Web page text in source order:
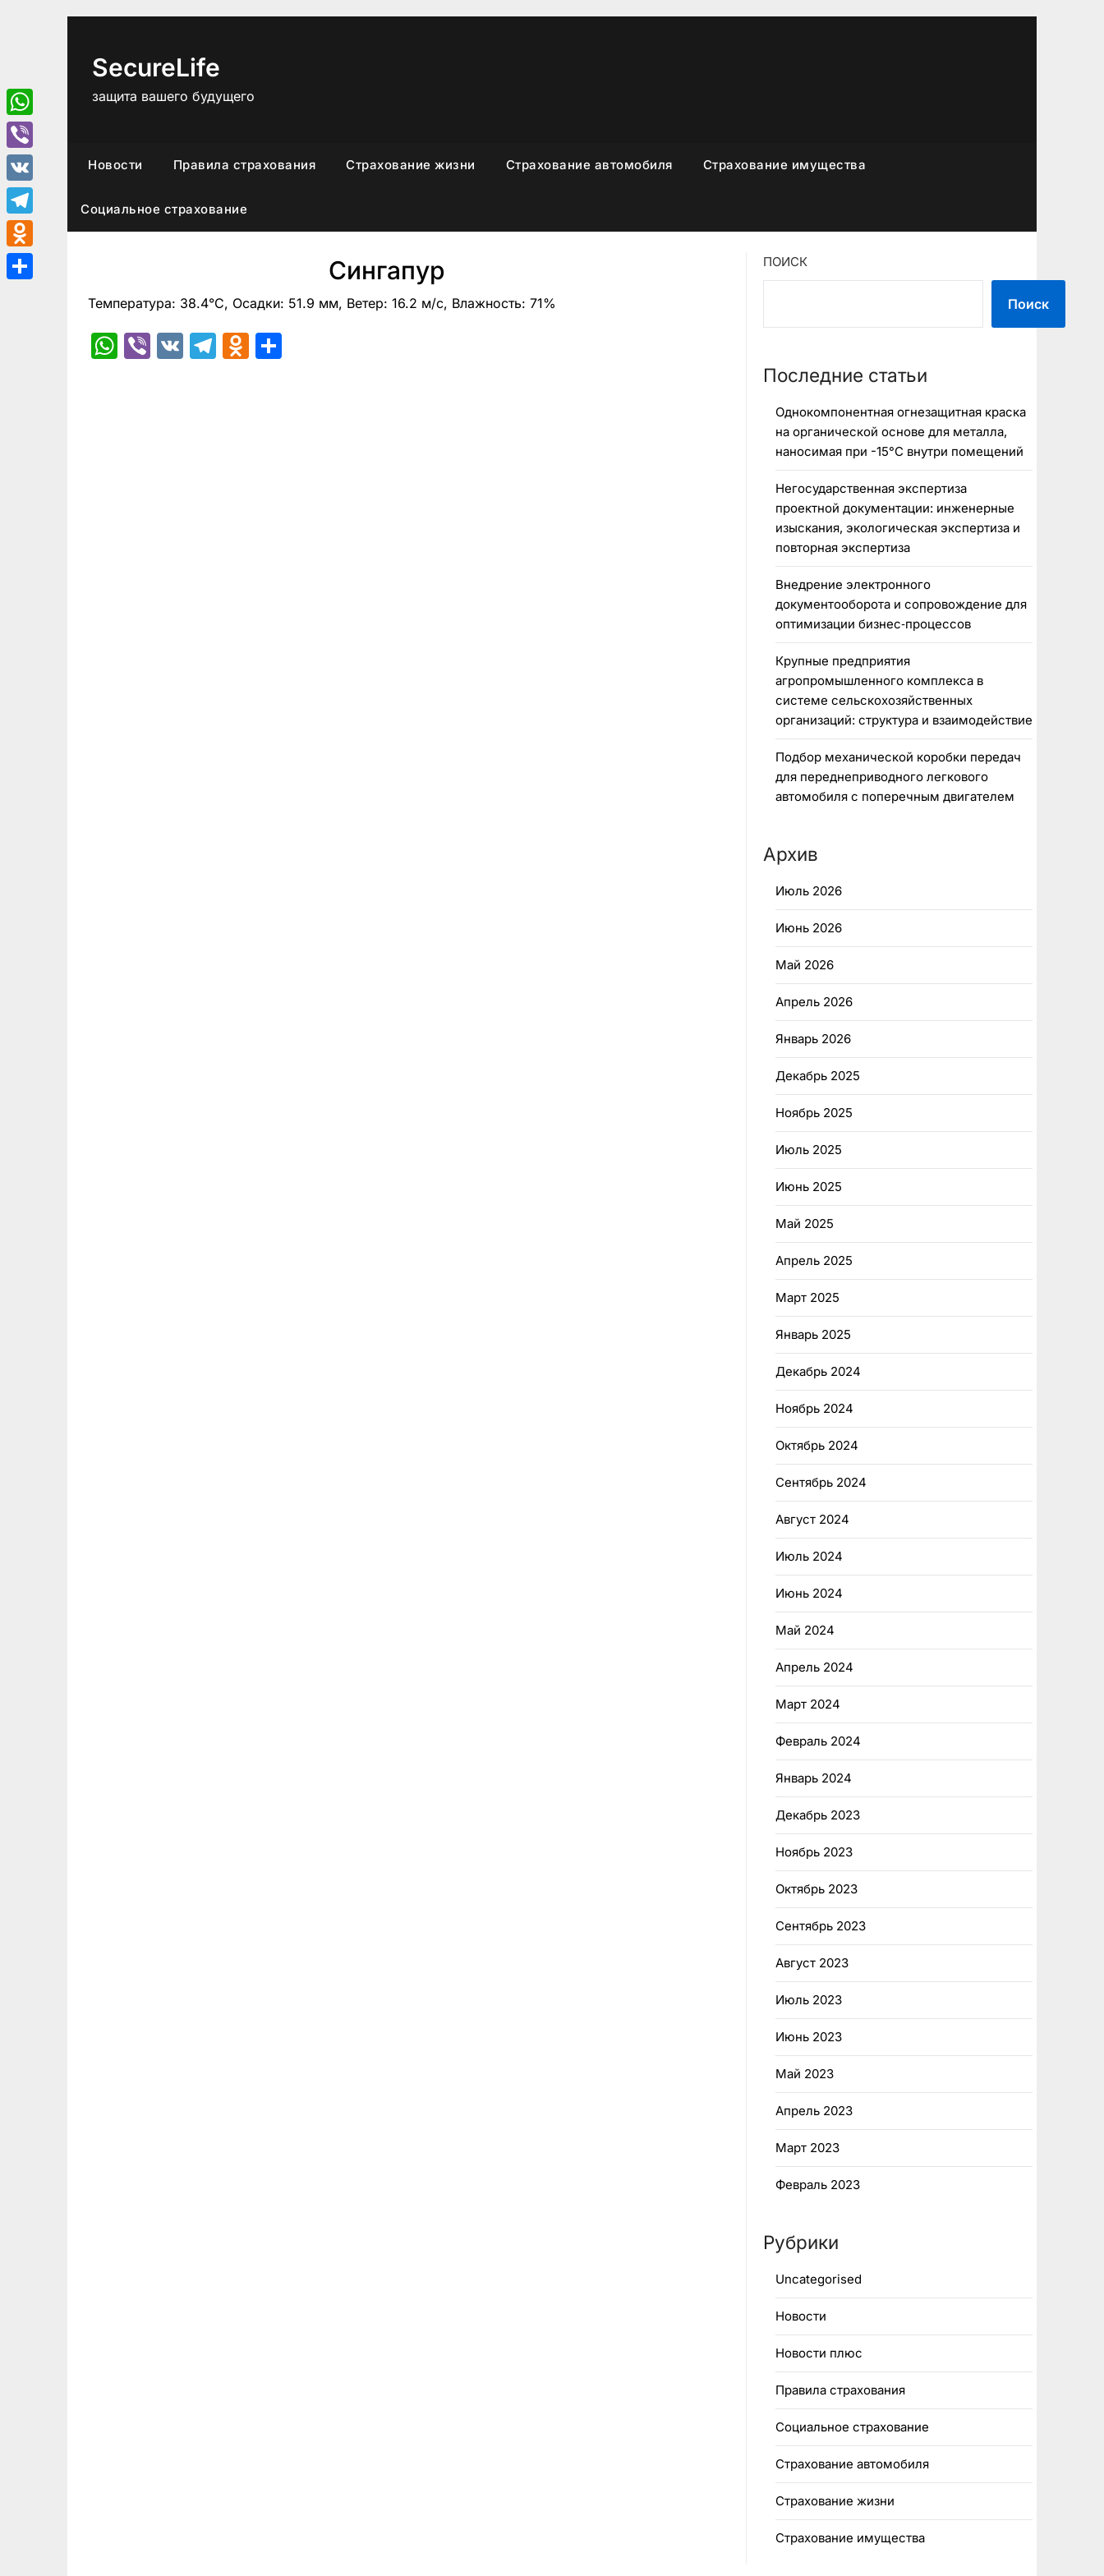
SecureLife
защита вашего будущего
Новости Правила страхования Страхование жизни Страхование автомобиля Страхование имущества
Социальное страхование
Сингапур
Температура: 38.4°C, Осадки: 51.9 мм, Ветер: 16.2 м/с, Влажность: 71%
WhatsApp
Viber
VK Telegram
Odnoklassniki
ПОИСК
Поиск
Последние статьи
Однокомпонентная огнезащитная краска
на органической основе для металла,
наносимая при -15°C внутри помещений
Негосударственная экспертиза
проектной документации: инженерные
изыскания, экологическая экспертиза и
повторная экспертиза
Внедрение электронного
документооборота и сопровождение для
оптимизации бизнес‑процессов
Крупные предприятия
агропромышленного комплекса в
системе сельскохозяйственных
организаций: структура и взаимодействие
Подбор механической коробки передач
для переднеприводного легкового
автомобиля с поперечным двигателем
Архив
Июль 2026
Июнь 2026
Май 2026
Апрель 2026
Январь 2026
Декабрь 2025
Ноябрь 2025
Июль 2025
Июнь 2025
Май 2025
Апрель 2025
Март 2025
Январь 2025
Декабрь 2024
Ноябрь 2024
Октябрь 2024
Сентябрь 2024
Август 2024
Июль 2024
Июнь 2024
Май 2024
Апрель 2024
Март 2024
Февраль 2024
Январь 2024
Декабрь 2023
Ноябрь 2023
Октябрь 2023
Сентябрь 2023
Август 2023
Июль 2023
Июнь 2023
Май 2023
Апрель 2023
Март 2023
Февраль 2023
Рубрики
Uncategorised
Новости
Новости плюс
Правила страхования
Социальное страхование
Страхование автомобиля
Страхование жизни
Страхование имущества
WhatsApp
Viber
VK
Telegram
Odnoklassniki